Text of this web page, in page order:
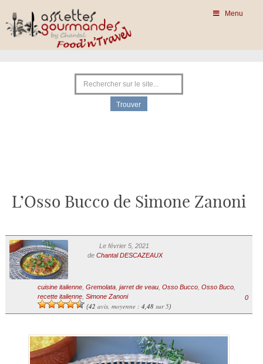
Menu
L’Osso Bucco de Simone Zanoni
Le février 5, 2021
de Chantal DESCAZEAUX
cuisine italienne, Gremolata, jarret de veau, Osso Bucco, Osso Buco,
recette italienne, Simone Zanoni
(42 avis, moyenne : 4,48 sur 5)
0